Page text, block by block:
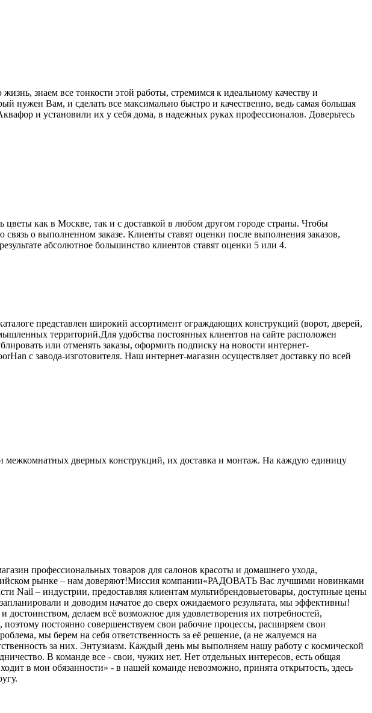
знаем все тонкости этой работы, стремимся к идеальному качеству и
нужен Вам, и сделать все максимально быстро и качественно, ведь самая большая
и установили их у себя дома, в надежных руках профессионалов. Доверьтесь
как в Москве, так и с доставкой в любом другом городе страны. Чтобы
о выполненном заказе. Клиенты ставят оценки после выполнения заказов,
абсолютное большинство клиентов ставят оценки 5 или 4.
представлен широкий ассортимент ограждающих конструкций (ворот, дверей,
территорий.Для удобства постоянных клиентов на сайте расположен
или отменять заказы, оформить подписку на новости интернет-
с завода-изготовителя. Наш интернет-магазин осуществляет доставку по всей
межкомнатных дверных конструкций, их доставка и монтаж. На каждую единицу
профессиональных товаров для салонов красоты и домашнего ухода,
рынке – нам доверяют!Миссия компании«РАДОВАТЬ Вас лучшими новинками
Nail – индустрии, предоставляя клиентам мультибрендовыетовары, доступные цены
и доводим начатое до сверх ожидаемого результата, мы эффективны!
делаем всё возможное для удовлетворения их потребностей,
постоянно совершенствуем свои рабочие процессы, расширяем свои
мы берем на себя ответственность за её решение, (а не жалуемся на
за них. Энтузиазм. Каждый день мы выполняем нашу работу с космической
В команде все - свои, чужих нет. Нет отдельных интересов, есть общая
в мои обязанности» - в нашей команде невозможно, принята открытость, здесь